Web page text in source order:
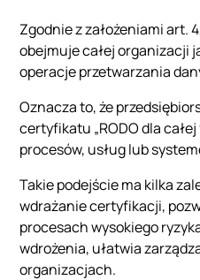
Zgodnie z założeniami art.
obejmuje całej organizacji
operacje przetwarzania
Oznacza to, że
certyfikatu „RODO dla
procesów, usług lub
Takie podejście ma kilka
wdrażanie certyfikacji,
procesach wysokiego
wdrożenia, ułatwia
organizacjach.